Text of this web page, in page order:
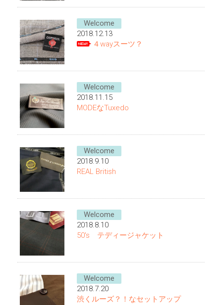
Welcome
2018.12.13
４wayスーツ？
Welcome
2018.11.15
MODEなTuxedo
Welcome
2018.9.10
REAL British
Welcome
2018.8.10
50's テディージャケット
Welcome
2018.7.20
渋くルーズ？！なセットアップ